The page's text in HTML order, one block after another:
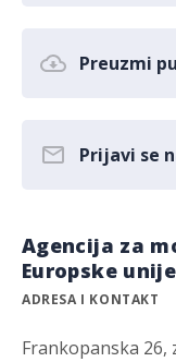
Preuzmi
Prijavi se
Agencija za
Europske unije
ADRESA I KONTAKT
Frankopanska